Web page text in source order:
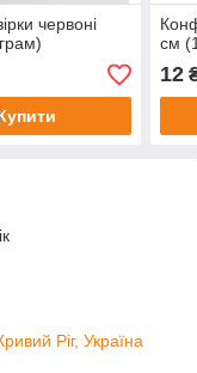
червоні
см
12
Ріг, Україна